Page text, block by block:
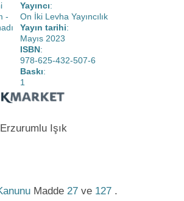
Yayıncı:
On İki Levha Yayıncılık
Yayın tarihi:
Mayıs 2023
ISBN:
978-625-432-507-6
Baskı:
1
Işık
Madde 27 ve 127 .